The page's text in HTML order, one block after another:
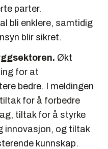
parter.
bli enklere, samtidig
blir sikret.
Økt
for at
bedre. I meldingen
for å forbedre
tiltak for å styrke
innovasjon, og tiltak
kunnskap.